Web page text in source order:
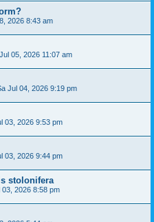
2026 8:43 am
05, 2026 11:07 am
Jul 04, 2026 9:19 pm
03, 2026 9:53 pm
03, 2026 9:44 pm
stolonifera
03, 2026 8:58 pm